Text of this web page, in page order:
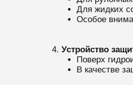
Для жидких
Особое
Устройство
Поверх
В качестве